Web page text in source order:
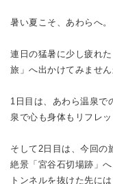
暑い夏こそ、あわらへ。
連日の猛暑に少し疲れ
旅」へ出かけてみません
1日目は、あわら温泉で
泉で心も身体もリフレッ
そして2日目は、今回の
絶景「宮谷石切場跡」へ
トンネルを抜けた先に